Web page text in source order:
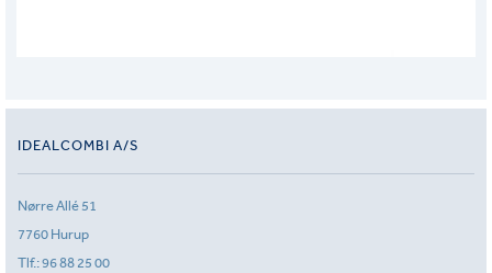
IDEALCOMBI A/S
Nørre Allé 51
7760 Hurup
Tlf.:96 88 25 00